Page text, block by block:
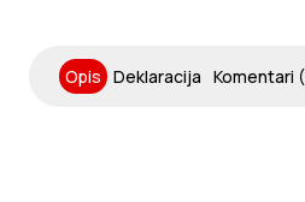
Opis Deklaracija Komentari